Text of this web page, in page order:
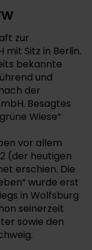
zur
Sitz in Berlin.
bekannte
und
der
Besagtes
Wiese“
vor allem
(der heutigen
erschien. Die
wurde erst
in Wolfsburg
seinerzeit
sowie den